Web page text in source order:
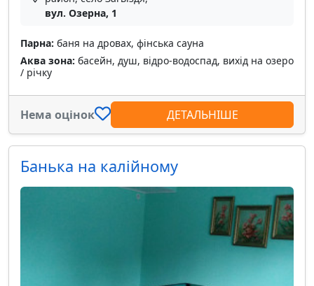
вул. Озерна, 1
Парна: баня на дровах, фінська сауна
Аква зона: басейн, душ, відро-водоспад, вихід на озеро
/ річку
Нема оцінок ДЕТАЛЬНІШЕ
Банька на калійному